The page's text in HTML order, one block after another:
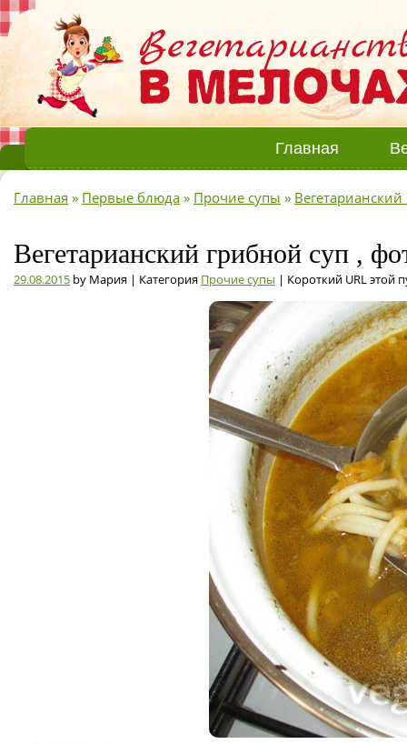
Главная
Главная » Первые блюда » Прочие супы »
Вегетарианский грибной суп ,
29.08.2015 by Мария | Категория Прочие супы | Короткий URL этой